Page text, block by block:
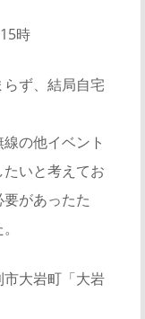
時
ず、結局自宅
の他イベント
いと考えてお
があったた
大岩町「大岩